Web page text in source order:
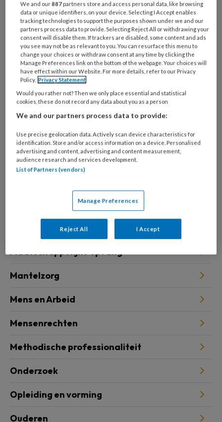
Ervaringsdeskundigheid
Ethische professionaliteit
Forensische zorg
Gehandicaptenzorg
Huiselijk geweld
Integrale samenwerking
Klimaatcrisis
Maatschappelijke opvang
Mantelzorg
Mens en Arbeid
Mensenrechten
Methodische professionaliteit
Onderzoek
Opleiding en vorming
Ouderen
We and our887 partners store and access personal data, like browsing
data or unique identifiers, on your device. Selecting I Accept enables
tracking technologies to support the purposes shown under we and our
partners process data to provide. Selecting Reject All or withdrawing your
consent will disable them. If trackers are disabled, some content and ads
you see may not be as relevant to you. You can resurface this menu to
change your choices or withdraw consent at any time by clicking the
Manage Preferences link on the bottom of the webpage. Your choices will
have effect within our Website. For more details, refer to our Privacy
Policy. Privacy Statement
Would you rather not? Then we only place essential and statistical
cookies, these do not record any data about you as a person
We and our partners process data to provide:
Use precise geolocation data. Actively scan device characteristics for
identification. Store and/or access information on a device. Personalised
advertising and content, advertising and content measurement,
audience research and services development.
List of Partners (vendors)
Manage Preferences
Reject All I Accept